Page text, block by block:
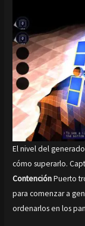
El nivel del
cómo superarlo.
ContenciónPuerto
para comenzar a
ordenarlos en los